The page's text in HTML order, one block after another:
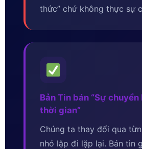
thức” chứ không thực sự
Bản Tin bán “Sự chuyển
thời gian”
Chúng ta thay đổi qua
nhỏ lặp đi lặp lại. Bản tin